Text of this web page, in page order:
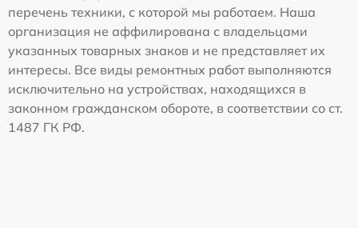
перечень техники, с которой мы работаем. Наша
организация не аффилирована с владельцами
указанных товарных знаков и не представляет их
интересы. Все виды ремонтных работ выполняются
исключительно на устройствах, находящихся в
законном гражданском обороте, в соответствии со ст.
1487 ГК РФ.